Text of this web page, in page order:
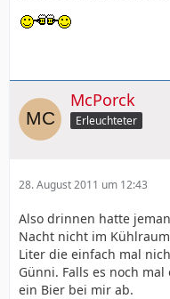
McPorck
Erleuchteter
28. August 2011 um 12:43
Also drinnen hatte
Nacht nicht im
Liter die einfach mal
Günni. Falls es noch
ein Bier bei mir ab.